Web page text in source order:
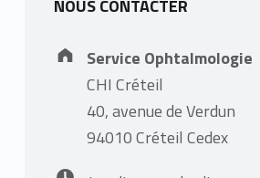
NOUS CONTACTER
Address:
Service Ophtalmologie
CHI Créteil
40, avenue de Verdun
94010 Créteil Cedex
Business hours: